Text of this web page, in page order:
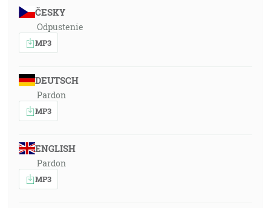
ČESKY
Odpustenie
MP3
DEUTSCH
Pardon
MP3
ENGLISH
Pardon
MP3